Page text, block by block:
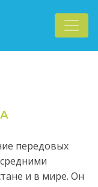
передовых
и в мире. Он